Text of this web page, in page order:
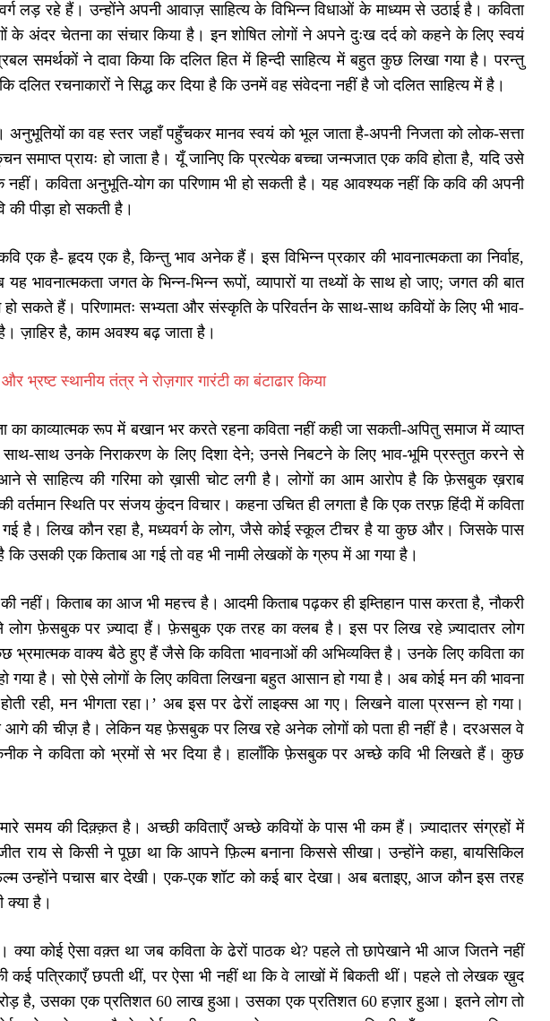
लड़ रहे हैं। उन्होंने अपनी आवाज़ साहित्य के विभिन्न विधाओं के माध्यम से उठाई है। कविता
अंदर चेतना का संचार किया है। इन शोषित लोगों ने अपने दुःख दर्द को कहने के लिए स्वयं
प्रबल समर्थकों ने दावा किया कि दलित हित में हिन्दी साहित्य में बहुत कुछ लिखा गया है। परन्तु
दलित रचनाकारों ने सिद्ध कर दिया है कि उनमें वह संवेदना नहीं है जो दलित साहित्य में है।
अनुभूतियों का वह स्तर जहाँ पहुँचकर मानव स्वयं को भूल जाता है-अपनी निजता को लोक-सत्ता
समाप्त प्रायः हो जाता है। यूँ जानिए कि प्रत्येक बच्चा जन्मजात एक कवि होता है, यदि उसे
नहीं। कविता अनुभूति-योग का परिणाम भी हो सकती है। यह आवश्यक नहीं कि कवि की अपनी
की पीड़ा हो सकती है।
है- हृदय एक है, किन्तु भाव अनेक हैं। इस विभिन्न प्रकार की भावनात्मकता का निर्वाह,
भावनात्मकता जगत के भिन्न-भिन्न रूपों, व्यापारों या तथ्यों के साथ हो जाए; जगत की बात
सकते हैं। परिणामतः सभ्यता और संस्कृति के परिवर्तन के साथ-साथ कवियों के लिए भी भाव-
ज़ाहिर है, काम अवश्य बढ़ जाता है।
भ्रष्ट स्थानीय तंत्र ने रोज़गार गारंटी का बंटाढार किया
का काव्यात्मक रूप में बखान भर करते रहना कविता नहीं कही जा सकती-अपितु समाज में व्याप्त
साथ-साथ उनके निराकरण के लिए दिशा देने; उनसे निबटने के लिए भाव-भूमि प्रस्तुत करने से
से साहित्य की गरिमा को ख़ासी चोट लगी है। लोगों का आम आरोप है कि फ़ेसबुक ख़राब
वर्तमान स्थिति पर संजय कुंदन विचार। कहना उचित ही लगता है कि एक तरफ़ हिंदी में कविता
है। लिख कौन रहा है, मध्यवर्ग के लोग, जैसे कोई स्कूल टीचर है या कुछ और। जिसके पास
उसकी एक किताब आ गई तो वह भी नामी लेखकों के ग्रुप में आ गया है।
नहीं। किताब का आज भी महत्त्व है। आदमी किताब पढ़कर ही इम्तिहान पास करता है, नौकरी
लोग फ़ेसबुक पर ज़्यादा हैं। फ़ेसबुक एक तरह का क्लब है। इस पर लिख रहे ज़्यादातर लोग
भ्रमात्मक वाक्य बैठे हुए हैं जैसे कि कविता भावनाओं की अभिव्यक्ति है। उनके लिए कविता का
गया है। सो ऐसे लोगों के लिए कविता लिखना बहुत आसान हो गया है। अब कोई मन की भावना
रही, मन भीगता रहा।’ अब इस पर ढेरों लाइक्स आ गए। लिखने वाला प्रसन्न हो गया।
आगे की चीज़ है। लेकिन यह फ़ेसबुक पर लिख रहे अनेक लोगों को पता ही नहीं है। दरअसल वे
ने कविता को भ्रमों से भर दिया है। हालाँकि फ़ेसबुक पर अच्छे कवि भी लिखते हैं। कुछ
समय की दिक़्क़त है। अच्छी कविताएँ अच्छे कवियों के पास भी कम हैं। ज़्यादातर संग्रहों में
राय से किसी ने पूछा था कि आपने फ़िल्म बनाना किससे सीखा। उन्होंने कहा, बायसिकिल
उन्होंने पचास बार देखी। एक-एक शॉट को कई बार देखा। अब बताइए, आज कौन इस तरह
क्या है।
हैं। क्या कोई ऐसा वक़्त था जब कविता के ढेरों पाठक थे? पहले तो छापेखाने भी आज जितने नहीं
पत्रिकाएँ छपती थीं, पर ऐसा भी नहीं था कि वे लाखों में बिकती थीं। पहले तो लेखक ख़ुद
है, उसका एक प्रतिशत 60 लाख हुआ। उसका एक प्रतिशत 60 हज़ार हुआ। इतने लोग तो